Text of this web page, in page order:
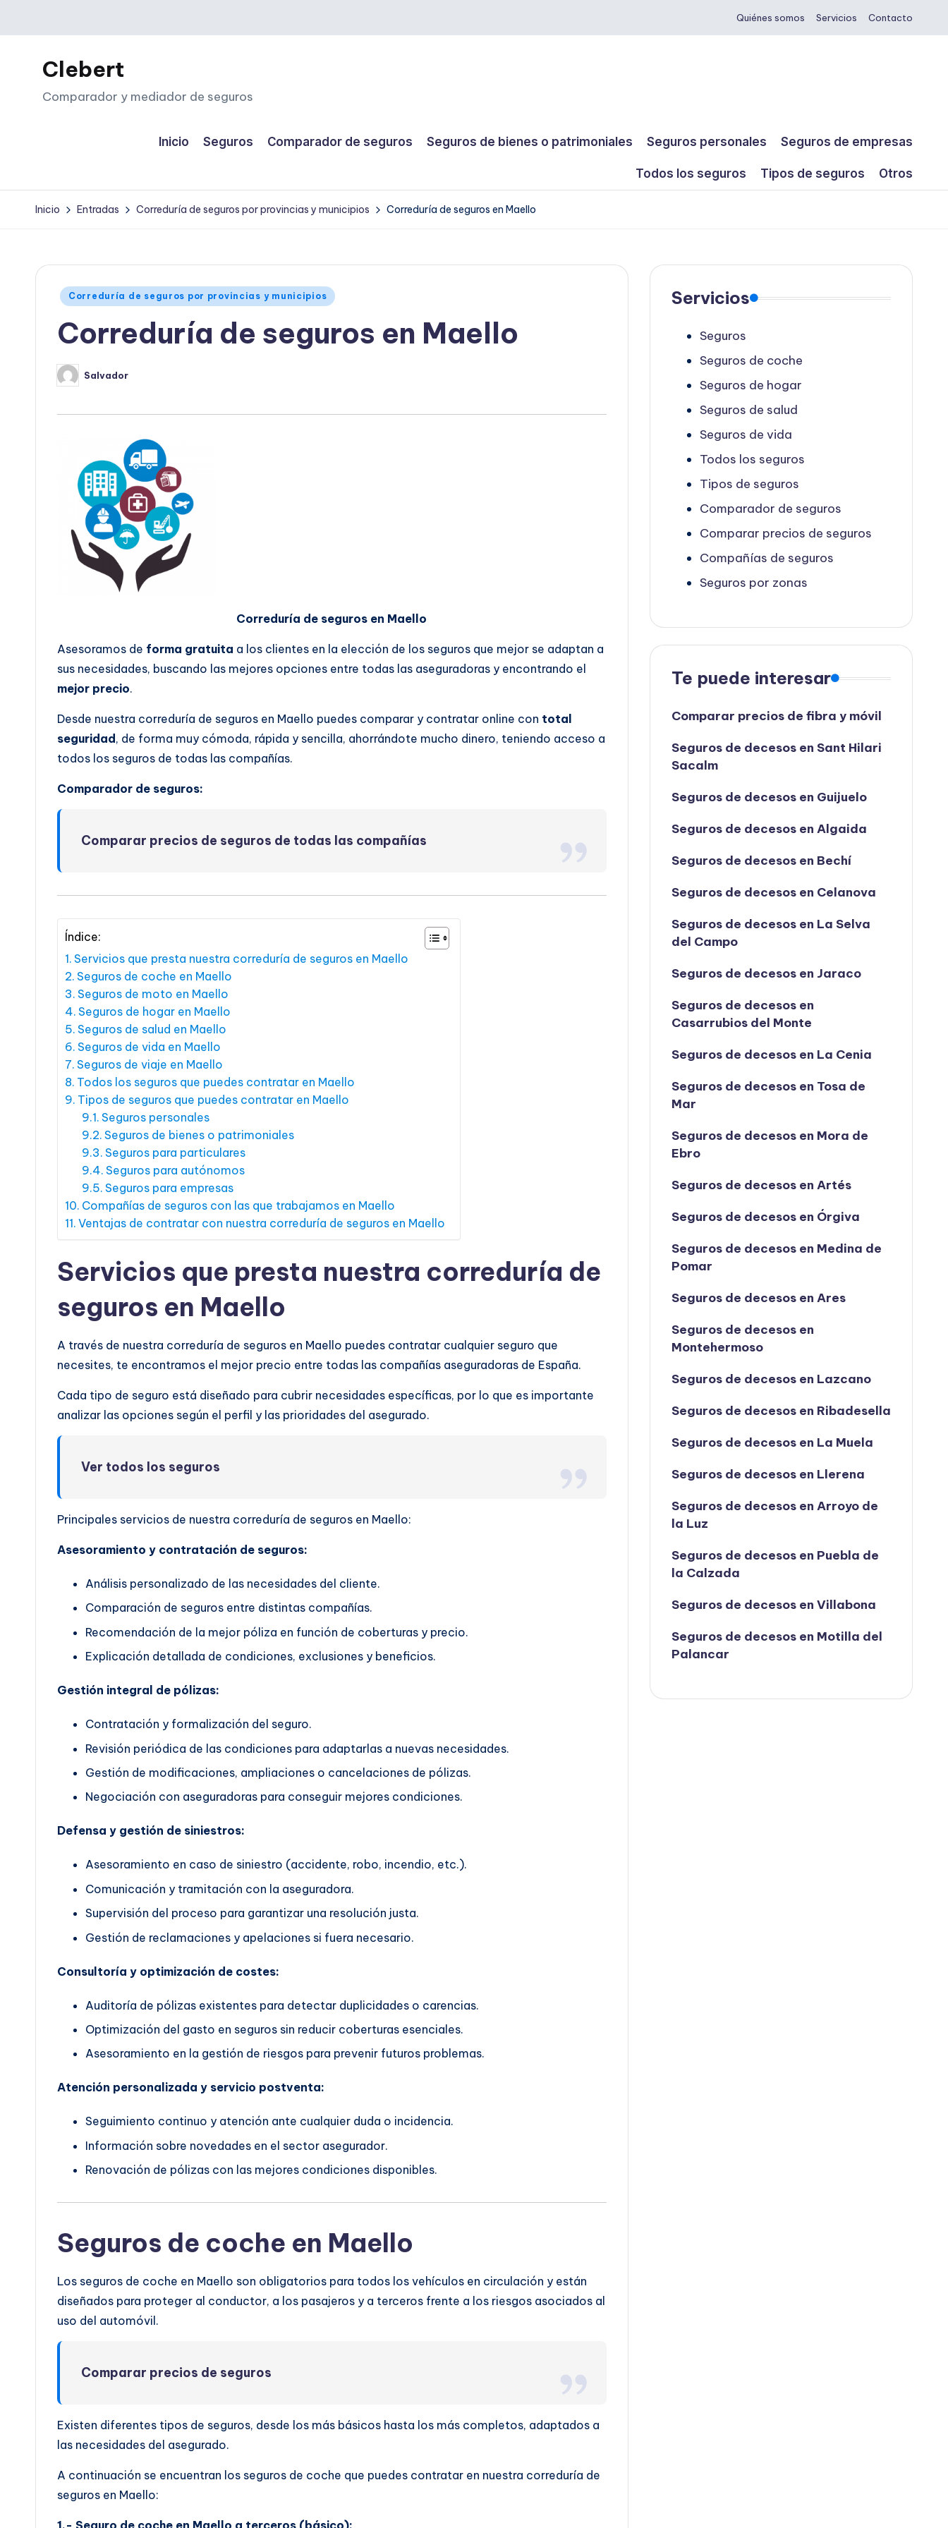
Saltar
contenido
Quiénes somos Servicios Contacto
Clebert
Comparador y mediador de seguros
Inicio Seguros Comparador de seguros Seguros de bienes o patrimoniales Seguros personales Seguros de empresas
Todos los seguros Tipos de seguros Otros
Inicio Entradas Correduría de seguros por provincias y municipios Correduría de seguros en Maello
Publicado
Correduría de seguros por provincias y municipios
Correduría de seguros en Maello
Publicado
por
Salvador
Correduría de seguros en Maello
Asesoramos de forma gratuita a los clientes en la elección de los seguros que mejor se adaptan a
sus necesidades, buscando las mejores opciones entre todas las aseguradoras y encontrando el
mejor precio.
Desde nuestra correduría de seguros en Maello puedes comparar y contratar online con total
seguridad , de forma muy cómoda, rápida y sencilla, ahorrándote mucho dinero, teniendo acceso a
todos los seguros de todas las compañías.
Comparador de seguros:
Comparar precios de seguros de todas las compañías
Índice:
Servicios que presta nuestra correduría de seguros en Maello
Seguros de coche en Maello
Seguros de moto en Maello
Seguros de hogar en Maello
Seguros de salud en Maello
Seguros de vida en Maello
Seguros de viaje en Maello
Todos los seguros que puedes contratar en Maello
Tipos de seguros que puedes contratar en Maello
Seguros personales
Seguros de bienes o patrimoniales
Seguros para particulares
Seguros para autónomos
Seguros para empresas
Compañías de seguros con las que trabajamos en Maello
Ventajas de contratar con nuestra correduría de seguros en Maello
Servicios que presta nuestra correduría de
seguros en Maello
A través de nuestra correduría de seguros en Maello puedes contratar cualquier seguro que
necesites, te encontramos el mejor precio entre todas las compañías aseguradoras de España.
Cada tipo de seguro está diseñado para cubrir necesidades específicas, por lo que es importante
analizar las opciones según el perfil y las prioridades del asegurado.
Ver todos los seguros
Principales servicios de nuestra correduría de seguros en Maello:
Asesoramiento y contratación de seguros:
Análisis personalizado de las necesidades del cliente.
Comparación de seguros entre distintas compañías.
Recomendación de la mejor póliza en función de coberturas y precio.
Explicación detallada de condiciones, exclusiones y beneficios.
Gestión integral de pólizas:
Contratación y formalización del seguro.
Revisión periódica de las condiciones para adaptarlas a nuevas necesidades.
Gestión de modificaciones, ampliaciones o cancelaciones de pólizas.
Negociación con aseguradoras para conseguir mejores condiciones.
Defensa y gestión de siniestros:
Asesoramiento en caso de siniestro (accidente, robo, incendio, etc.).
Comunicación y tramitación con la aseguradora.
Supervisión del proceso para garantizar una resolución justa.
Gestión de reclamaciones y apelaciones si fuera necesario.
Consultoría y optimización de costes:
Auditoría de pólizas existentes para detectar duplicidades o carencias.
Optimización del gasto en seguros sin reducir coberturas esenciales.
Asesoramiento en la gestión de riesgos para prevenir futuros problemas.
Atención personalizada y servicio postventa:
Seguimiento continuo y atención ante cualquier duda o incidencia.
Información sobre novedades en el sector asegurador.
Renovación de pólizas con las mejores condiciones disponibles.
Seguros de coche en Maello
Los seguros de coche en Maello son obligatorios para todos los vehículos en circulación y están
diseñados para proteger al conductor, a los pasajeros y a terceros frente a los riesgos asociados al
uso del automóvil.
Comparar precios de seguros
Existen diferentes tipos de seguros, desde los más básicos hasta los más completos, adaptados a
las necesidades del asegurado.
A continuación se encuentran los seguros de coche que puedes contratar en nuestra correduría de
seguros en Maello:
Servicios
Seguros
Seguros de coche
Seguros de hogar
Seguros de salud
Seguros de vida
Todos los seguros
Tipos de seguros
Comparador de seguros
Comparar precios de seguros
Compañías de seguros
Seguros por zonas
Te puede interesar
Comparar precios de fibra y móvil
Seguros de decesos en Sant Hilari
Sacalm
Seguros de decesos en Guijuelo
Seguros de decesos en Algaida
Seguros de decesos en Bechí
Seguros de decesos en Celanova
Seguros de decesos en La Selva
del Campo
Seguros de decesos en Jaraco
Seguros de decesos en
Casarrubios del Monte
Seguros de decesos en La Cenia
Seguros de decesos en Tosa de
Mar
Seguros de decesos en Mora de
Ebro
Seguros de decesos en Artés
Seguros de decesos en Órgiva
Seguros de decesos en Medina de
Pomar
Seguros de decesos en Ares
Seguros de decesos en
Montehermoso
Seguros de decesos en Lazcano
Seguros de decesos en Ribadesella
Seguros de decesos en La Muela
Seguros de decesos en Llerena
Seguros de decesos en Arroyo de
la Luz
Seguros de decesos en Puebla de
la Calzada
Seguros de decesos en Villabona
Seguros de decesos en Motilla del
Palancar